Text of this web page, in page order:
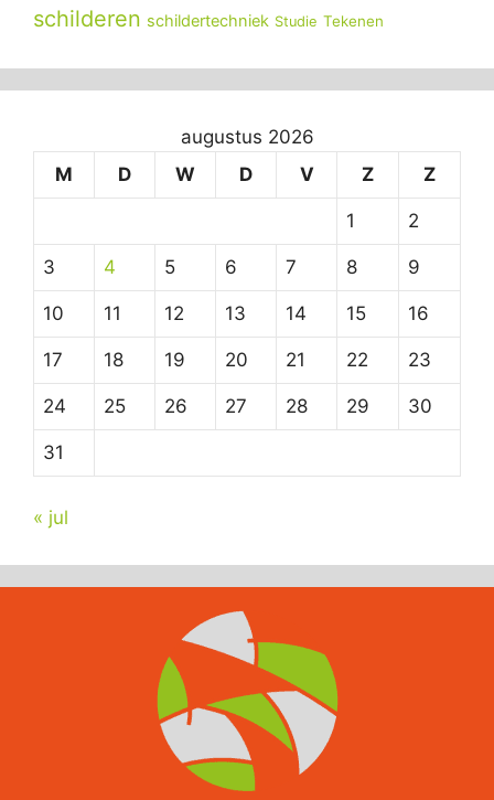
schilderen schildertechniek Studie Tekenen
augustus 2026
M
D W D V Z Z
1 2
3 4 5 6 7 8 9
10 11 12 13 14 15 16
17 18 19 20 21 22 23
24 25 26 27 28 29 30
31
« jul